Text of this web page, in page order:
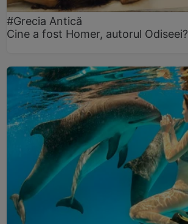
#Grecia Antică
Cine a fost Homer, autorul Odiseei?